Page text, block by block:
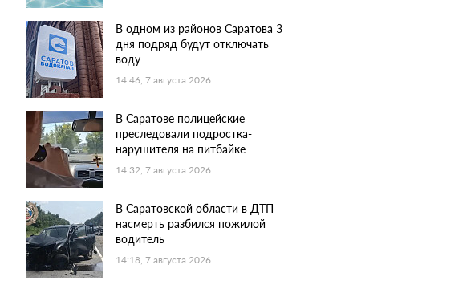
В одном из районов Саратова 3
дня подряд будут отключать
воду
14:46, 7 августа 2026
В Саратове полицейские
преследовали подростка-
нарушителя на питбайке
14:32, 7 августа 2026
В Саратовской области в ДТП
насмерть разбился пожилой
водитель
14:18, 7 августа 2026